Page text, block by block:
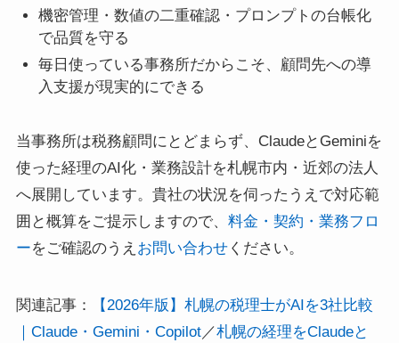
機密管理・数値の二重確認・プロンプトの台帳化
で品質を守る
毎日使っている事務所だからこそ、顧問先への導
入支援が現実的にできる
当事務所は税務顧問にとどまらず、ClaudeとGeminiを
使った経理のAI化・業務設計を札幌市内・近郊の法人
へ展開しています。貴社の状況を伺ったうえで対応範
囲と概算をご提示しますので、 料金・契約・業務フロ
ーをご確認のうえ お問い合わせください。
関連記事：
【2026年版】札幌の税理士がAIを3社比較
｜Claude・Gemini・Copilot／札幌の経理をClaudeと